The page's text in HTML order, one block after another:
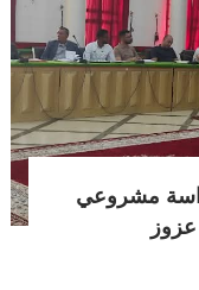
مشروعي